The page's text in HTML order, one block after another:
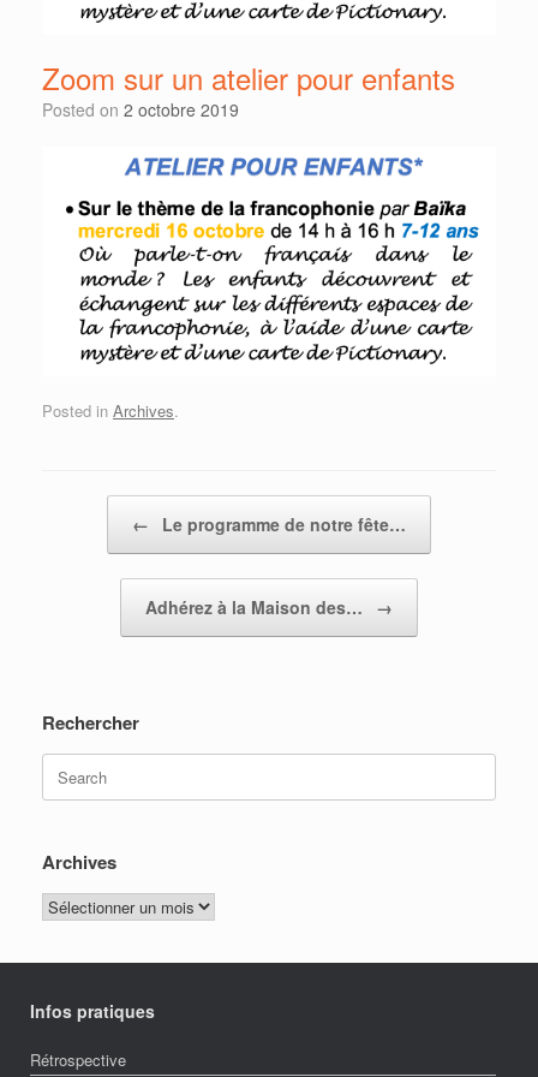
Zoom sur un atelier pour enfants
Posted on 2 octobre 2019
Posted in Archives.
← Le programme de notre fête…
Adhérez à la Maison des… →
Rechercher
for:
Archives
Archives
Infos pratiques
Rétrospective